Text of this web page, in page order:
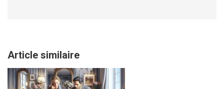
Article similaire